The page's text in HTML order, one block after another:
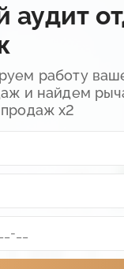
аудит
работу
и найдем
х2